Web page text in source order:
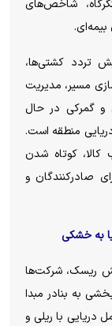
شاخص‌های
تردد کشتی‌ها،
مسیر، مدیریت
و گمرکی در حال
منطقه است.
کوتاه شدن
صادرکنندگان و
به خشکی
ریسک، شرکت‌ها
به بنادر مبدا
دریایی با ریلی و